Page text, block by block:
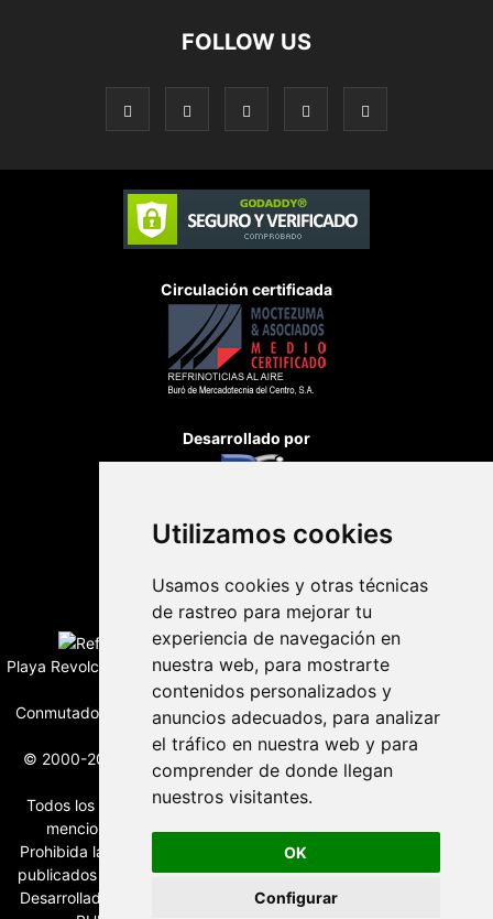
Utilizamos cookies
Usamos cookies y otras técnicas
de rastreo para mejorar tu
experiencia de navegación en
nuestra web, para mostrarte
contenidos personalizados y
anuncios adecuados, para analizar
el tráfico en nuestra web y para
comprender de donde llegan
nuestros visitantes.
OK
Configurar
FOLLOW US
Circulación certificada
Desarrollado por
Edición digital con tecnología
Playa Revolcadero 222 Col. Reforma Iztaccihuatl Norte C.P. 08810
CIUDAD DE MEXICO
Conmutador CIUDAD DE MEXICO (+52) 555 740 4476, 555 740
© 2000-2026 BURO DE MERCADOTECNIA DEL CENTRO, S.A.
Todos los derechos reservados
Todos los nombres, marcas, logotipos, productos e imagenes
mencionados son propiedad de sus respectivos dueños
Prohibida la reproducción total o parcial de los contenidos aqui
publicados incluyendo cualquier medio electrónico o magnético
Desarrollado por REFRINOTICIAS INTERACTIVE una división de